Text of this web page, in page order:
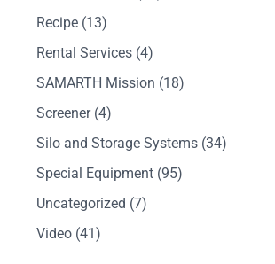
Recipe (13)
Rental Services (4)
SAMARTH Mission (18)
Screener(4)
Silo and Storage Systems (34)
Special Equipment (95)
Uncategorized (7)
Video (41)